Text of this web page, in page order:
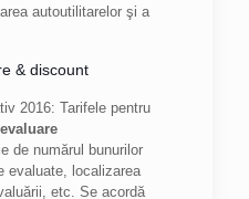
autoutilitarelor şi a
& discount
2016: Tarifele pentru
de numărul bunurilor
evaluate, localizarea
etc. Se acordă